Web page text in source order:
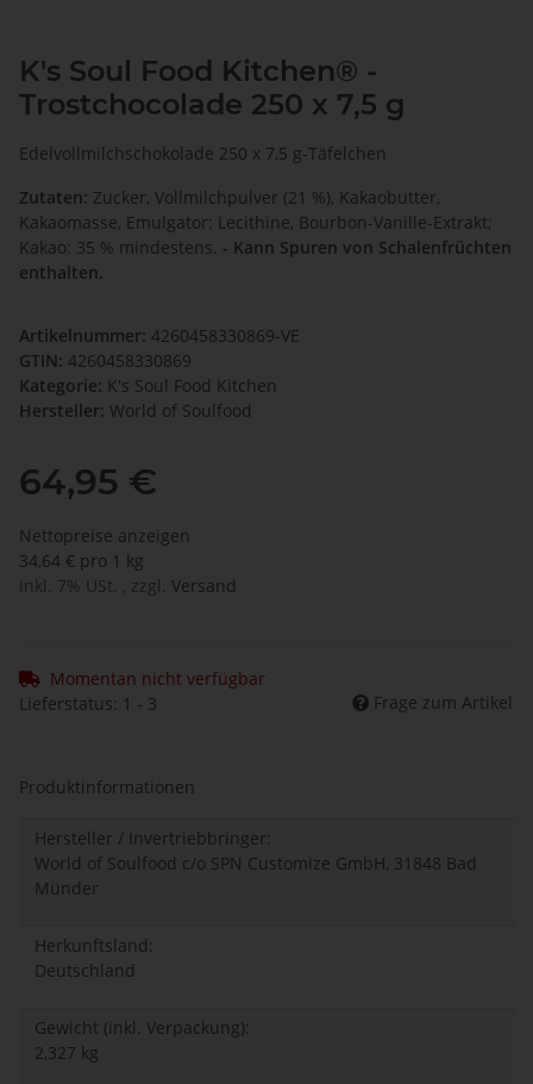
K's Soul Food Kitchen® -
Trostchocolade 250 x 7,5 g
Edelvollmilchschokolade 250 x 7,5 g-Täfelchen
Zutaten: Zucker, Vollmilchpulver (21 %), Kakaobutter,
Kakaomasse, Emulgator: Lecithine, Bourbon-Vanille-Extrakt;
Kakao: 35 % mindestens. - Kann Spuren von Schalenfrüchten
enthalten.
Artikelnummer: 4260458330869-VE
GTIN: 4260458330869
Kategorie: K's Soul Food Kitchen
Hersteller: World of Soulfood
64,95 €
Nettopreise anzeigen
34,64 € pro 1 kg
inkl. 7% USt. , zzgl. Versand
Momentan nicht verfügbar
Lieferstatus: 1 - 3
Frage zum Artikel
Produktinformationen
Hersteller / Invertriebbringer:
World of Soulfood c/o SPN Customize GmbH, 31848 Bad
Münder
Herkunftsland:
Deutschland
Gewicht (inkl. Verpackung):
2,327 kg